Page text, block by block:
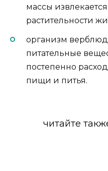
массы
растительности
организм
питательные
постепенно
пищи и питья.
читайте